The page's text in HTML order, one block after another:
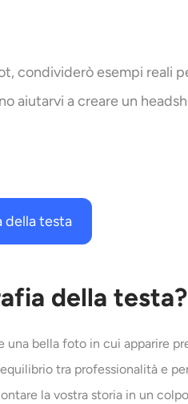
condividerò esempi reali
aiutarvi a creare un
della testa
della testa?
bella foto in cui apparire
tra professionalità e
la vostra storia in un